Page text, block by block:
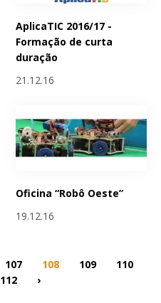
AplicaTIC 2016/17 -
Formação de curta
duração
21.12.16
Oficina “Robô Oeste”
19.12.16
107 108 109
110
112 ›